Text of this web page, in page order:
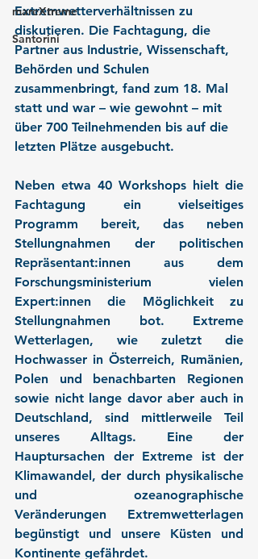
mareXtreme
Santorini
Extremwetterverhältnissen zu
diskutieren. Die Fachtagung, die
Partner aus Industrie, Wissenschaft,
Behörden und Schulen
zusammenbringt, fand zum 18. Mal
statt und war – wie gewohnt – mit
über 700 Teilnehmenden bis auf die
letzten Plätze ausgebucht.
Neben etwa 40 Workshops hielt die
Fachtagung ein vielseitiges
Programm bereit, das neben
Stellungnahmen der politischen
Repräsentant:innen aus dem
Forschungsministerium vielen
Expert:innen die Möglichkeit zu
Stellungnahmen bot. Extreme
Wetterlagen, wie zuletzt die
Hochwasser in Österreich, Rumänien,
Polen und benachbarten Regionen
sowie nicht lange davor aber auch in
Deutschland, sind mittlerweile Teil
unseres Alltags. Eine der
Hauptursachen der Extreme ist der
Klimawandel, der durch physikalische
und ozeanographische
Veränderungen Extremwetterlagen
begünstigt und unsere Küsten und
Kontinente gefährdet.